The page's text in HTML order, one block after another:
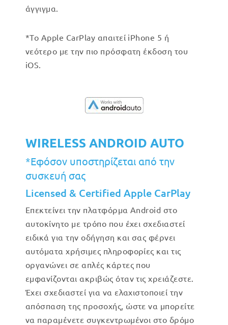
άγγιγμα.
*Το Apple CarPlay απαιτεί iPhone 5 ή
νεότερο με την πιο πρόσφατη έκδοση του
iOS.
WIRELESS ANDROID AUTO
*Εφόσον υποστηρίζεται από την
συσκευή σας
Licensed & Certified Apple CarPlay
Επεκτείνει την πλατφόρμα Android στο
αυτοκίνητο με τρόπο που έχει σχεδιαστεί
ειδικά για την οδήγηση και σας φέρνει
αυτόματα χρήσιμες πληροφορίες και τις
οργανώνει σε απλές κάρτες που
εμφανίζονται ακριβώς όταν τις χρειάζεστε.
Έχει σχεδιαστεί για να ελαχιστοποιεί την
απόσπαση της προσοχής, ώστε να μπορείτε
να παραμένετε συγκεντρωμένοι στο δρόμο